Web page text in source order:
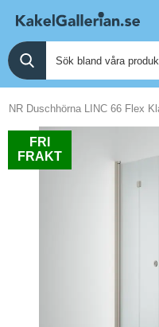
INR Duschhörna LINC 66 Flex
FRI
FRAKT